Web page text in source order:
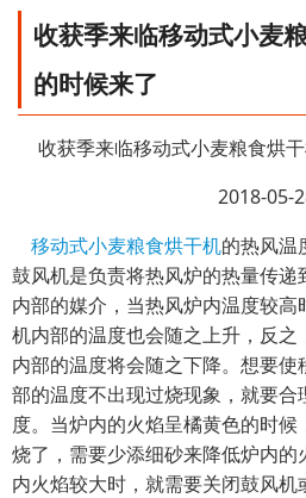
收获季来临移动式小麦
的时候来了
收获季来临移动式小麦粮食烘
2018-05-
移动式小麦粮食烘干机的热风温
鼓风机是负责将热风炉的热量传
内部的媒介，当热风炉内温度较
机内部的温度也会随之上升，反
内部的温度将会随之下降。想要
部的温度不出现过烧现象，就要
度。当炉内的火焰呈橘黄色的时
烧了，需要少添细砂来降低炉内
内火焰较大时，就需要关闭鼓风